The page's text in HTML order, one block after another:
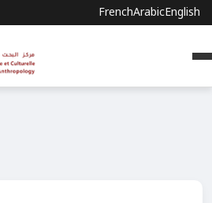
FrenchArabicEnglish